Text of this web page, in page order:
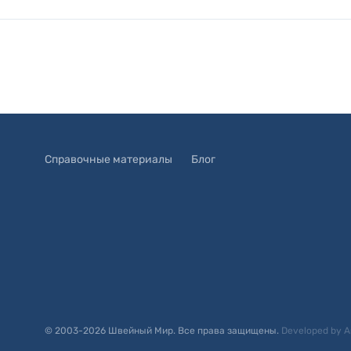
Справочные материалы Блог
© 2003-2026 Швейный Мир. Все права защищены. Developed by